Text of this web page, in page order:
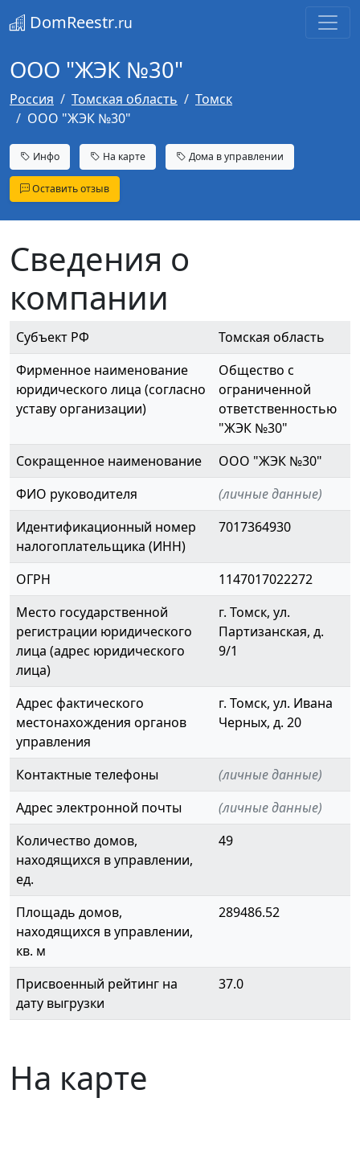
DomReestr.ru
ООО "ЖЭК №30"
Россия Томская область
Томск
ООО "ЖЭК №30"
Инфо На карте Дома в управлении
Оставить отзыв
Сведения о
компании
Субъект РФ
Томская область
Фирменное наименование
юридического лица (согласно
уставу организации)
Общество с
ограниченной
ответственностью
"ЖЭК №30"
Сокращенное наименование
ООО "ЖЭК №30"
ФИО руководителя
(личные данные)
Идентификационный номер
налогоплательщика (ИНН)
7017364930
ОГРН
1147017022272
Место государственной
регистрации юридического
лица (адрес юридического
лица)
г. Томск, ул.
Партизанская, д.
9/1
Адрес фактического
местонахождения органов
управления
г. Томск, ул. Ивана
Черных, д. 20
Контактные телефоны
(личные данные)
Адрес электронной почты
(личные данные)
Количество домов,
находящихся в управлении,
ед.
49
Площадь домов,
находящихся в управлении,
кв. м
289486.52
Присвоенный рейтинг на
дату выгрузки
37.0
На карте